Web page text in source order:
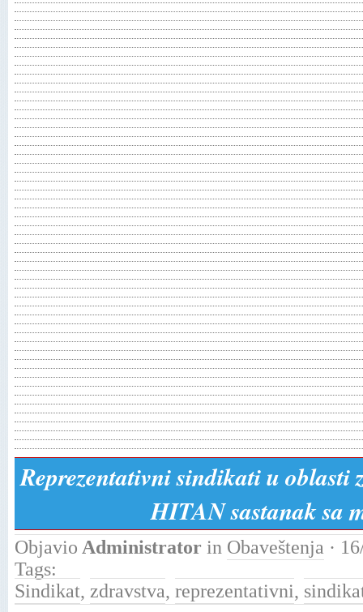
Reprezentativni sindikati u oblasti
HITAN sastanak sa
Objavio Administrator in Obaveštenja ·
Tags:
Sindikat, zdravstva, reprezentativni,